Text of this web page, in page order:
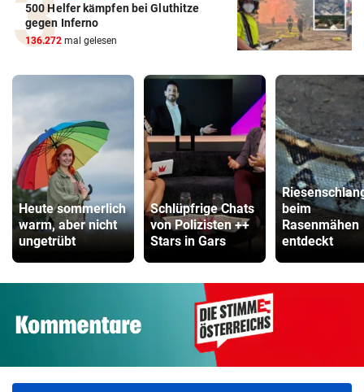
500 Helfer kämpfen bei Gluthitze
gegen Inferno
136.272 mal gelesen
Heute sommerlich
warm, aber nicht
ungetrübt
Schlüpfrige Chats
von Polizisten ++
Stars in Gars
beim
Rasenmähen
entdeckt